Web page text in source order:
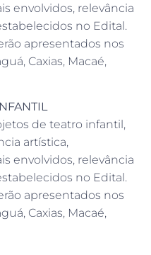
envolvidos, relevância
no Edital.
apresentados nos
Caxias, Macaé,
de teatro infantil,
artística,
envolvidos, relevância
no Edital.
apresentados nos
Caxias, Macaé,